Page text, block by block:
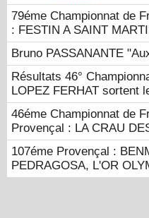
79éme Championnat de
: FESTIN A SAINT
Bruno PASSANANTE
Résultats 46°
LOPEZ FERHAT sortent
46éme Championnat de
Provençal : LA CRAU
107éme Provençal :
PEDRAGOSA, L'OR